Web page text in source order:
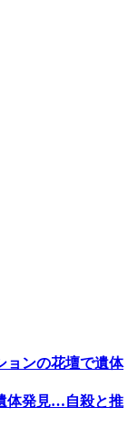
ンの花壇で遺体
体発見…自殺と推